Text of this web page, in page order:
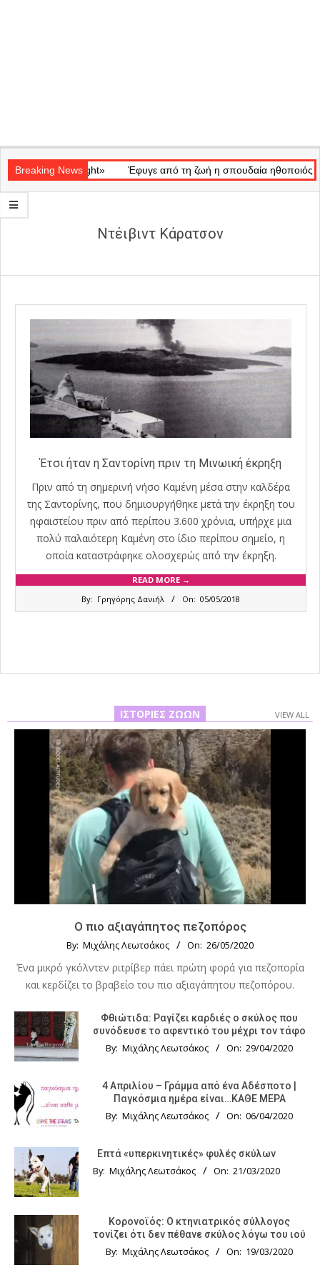
Navigation
Breaking News
«Ray of Light» Έφυγε από τη ζωή η σπουδαία ηθοποιός Μάρω
Ντέιβιντ Κάρατσον
Έτσι ήταν η Σαντορίνη πριν τη Μινωική έκρηξη
Πριν από τη σημερινή νήσο Καμένη μέσα στην καλδέρα
της Σαντορίνης, που δημιουργήθηκε μετά την έκρηξη του
ηφαιστείου πριν από περίπου 3.600 χρόνια, υπήρχε μια
πολύ παλαιότερη Καμένη στο ίδιο περίπου σημείο, η
οποία καταστράφηκε ολοσχερώς από την έκρηξη.
READ MORE →
By: Γρηγόρης Δανιήλ On: 05/05/2018
ΙΣΤΟΡΊΕΣ ΖΏΩΝ VIEW ALL
Ο πιο αξιαγάπητος πεζοπόρος
By: Μιχάλης Λεωτσάκος On: 26/05/2020
Ένα μικρό γκόλντεν ριτρίβερ πάει πρώτη φορά για πεζοπορία
και κερδίζει το βραβείο του πιο αξιαγάπητου πεζοπόρου.
Φθιώτιδα: Ραγίζει καρδιές ο σκύλος που
συνόδευσε το αφεντικό του μέχρι τον τάφο
By: Μιχάλης Λεωτσάκος On: 29/04/2020
4 Απριλίου – Γράμμα από ένα Αδέσποτο |
Παγκόσμια ημέρα είναι…ΚΑΘΕ ΜΕΡΑ
By: Μιχάλης Λεωτσάκος On: 06/04/2020
Επτά «υπερκινητικές» φυλές σκύλων
By: Μιχάλης Λεωτσάκος On: 21/03/2020
Κορονοϊός: Ο κτηνιατρικός σύλλογος
τονίζει ότι δεν πέθανε σκύλος λόγω του ιού
By: Μιχάλης Λεωτσάκος On: 19/03/2020